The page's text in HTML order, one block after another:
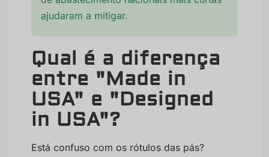
ajudaram a mitigar.
Qual é a diferença
entre "Made in
USA" e "Designed
in USA"?
Está confuso com os rótulos das pás?